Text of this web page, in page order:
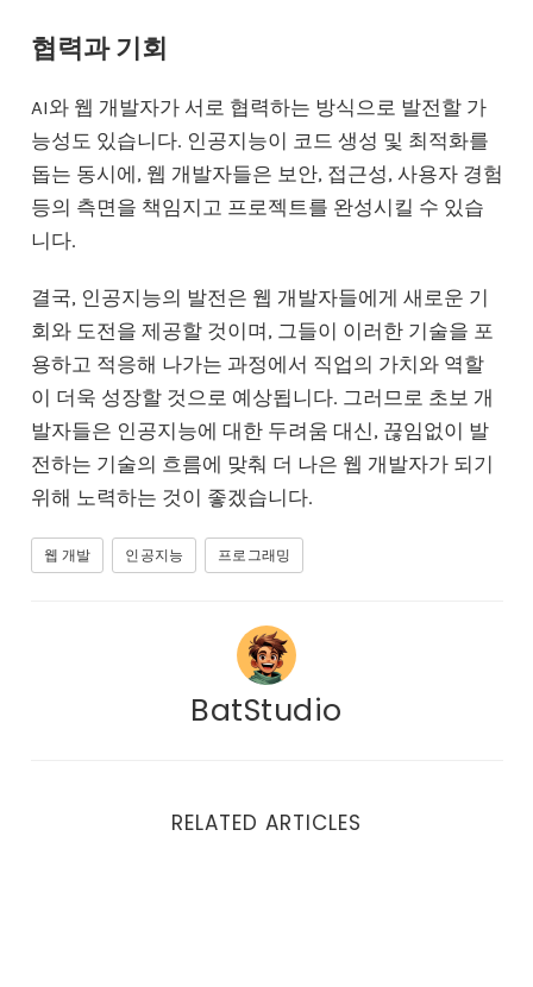
협력과 기회
AI와 웹 개발자가 서로 협력하는 방식으로 발전할 가
능성도 있습니다. 인공지능이 코드 생성 및 최적화를
돕는 동시에, 웹 개발자들은 보안, 접근성, 사용자 경험
등의 측면을 책임지고 프로젝트를 완성시킬 수 있습
니다.
결국, 인공지능의 발전은 웹 개발자들에게 새로운 기
회와 도전을 제공할 것이며, 그들이 이러한 기술을 포
용하고 적응해 나가는 과정에서 직업의 가치와 역할
이 더욱 성장할 것으로 예상됩니다. 그러므로 초보 개
발자들은 인공지능에 대한 두려움 대신, 끊임없이 발
전하는 기술의 흐름에 맞춰 더 나은 웹 개발자가 되기
위해 노력하는 것이 좋겠습니다.
웹 개발 인공지능 프로그래밍
BatStudio
RELATED ARTICLES